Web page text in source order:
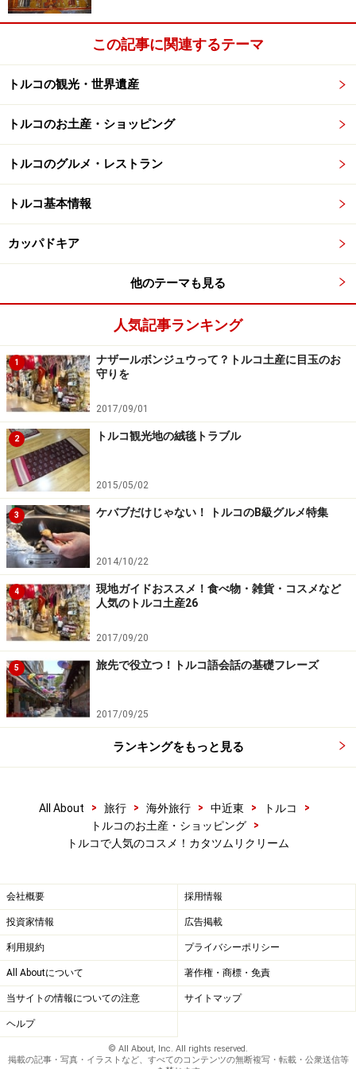
※記事内容は執筆時点のものです。最新の内容をご確認くださ
い。
※海外を訪れる際には最新情報の入手に努め、「
この記事に関連するテーマ
トルコの観光・世界遺産
トルコのお土産・ショッピング
トルコのグルメ・レストラン
トルコ基本情報
カッパドキア
他のテーマも見る
人気記事ランキング
1
ナザールボンジュウって？トルコ土産に目玉のお
守りを
2017/09/01
2 トルコ観光地の絨毯トラブル
2015/05/02
3 ケバブだけじゃない！ トルコのB級グルメ特集
2014/10/22
4
現地ガイドおススメ！食べ物・雑貨・コスメなど
人気のトルコ土産26
2017/09/20
5 旅先で役立つ！トルコ語会話の基礎フレーズ
2017/09/25
ランキングをもっと見る
All About > 旅行 > 海外旅行 > 中近東 > トルコ
>
トルコのお土産・ショッピング
>
トルコで人気のコスメ！カタツムリクリーム
会社概要 採用情報
投資家情報 広告掲載
利用規約 プライバシーポリシー
All Aboutについて 著作権・商標・免責
当サイトの情報についての注意 サイトマップ
ヘルプ
© All About, Inc. All rights reserved.
掲載の記事・写真・イラストなど、すべてのコンテンツの無断複写・転載・公衆送信等